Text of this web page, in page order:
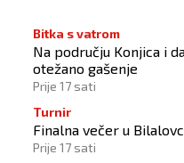
Bitka s vatrom
Na području Konjica i
otežano gašenje
Prije 17 sati
Turnir
Finalna večer u
Prije 17 sati